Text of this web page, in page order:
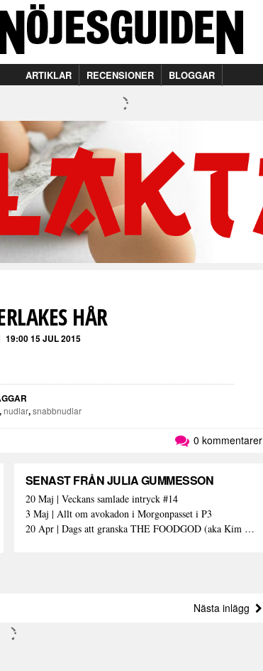
ARTIKLAR RECENSIONER BLOGGAR
HÅR
19:00 15 JUL 2015
,nudlar,snabbnudlar
0 kommentarer
SENAST FRÅN JULIA GUMMESSON
20 Maj | Veckans samlade intryck #14
3 Maj | Allt om avokadon i Morgonpasset i P3
20 Apr | Dags att granska THE FOODGOD (aka Kim Kardashians matinstagrammande bästis)
Nästa inlägg